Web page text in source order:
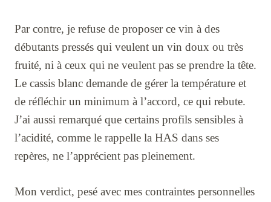
Par contre, je refuse de proposer ce vin à des
débutants pressés qui veulent un vin doux ou très
fruité, ni à ceux qui ne veulent pas se prendre la tête.
Le cassis blanc demande de gérer la température et
de réfléchir un minimum à l’accord, ce qui rebute.
J’ai aussi remarqué que certains profils sensibles à
l’acidité, comme le rappelle la HAS dans ses
repères, ne l’apprécient pas pleinement.
Mon verdict, pesé avec mes contraintes personnelles